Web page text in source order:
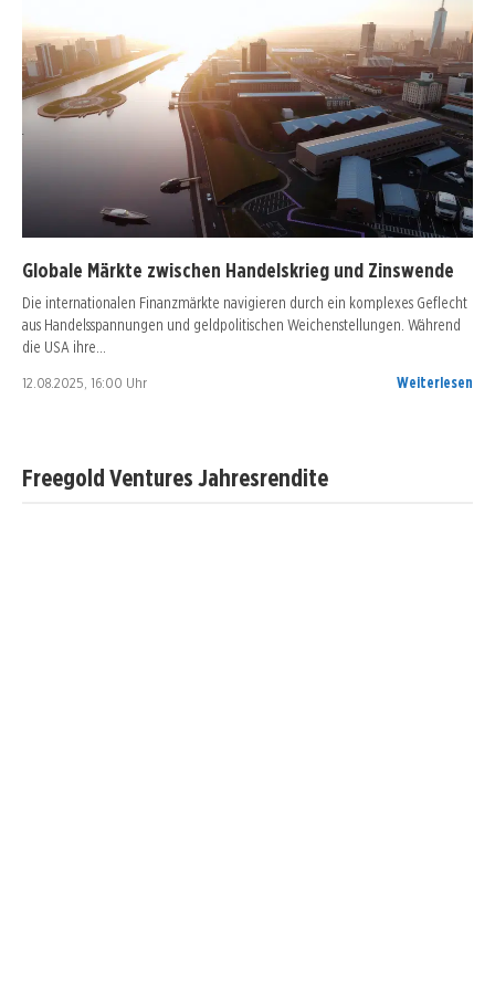
Globale Märkte zwischen Handelskrieg und Zinswende
Die internationalen Finanzmärkte navigieren durch ein komplexes Geflecht
aus Handelsspannungen und geldpolitischen Weichenstellungen. Während
die USA ihre…
12.08.2025, 16:00 Uhr Weiterlesen
Freegold Ventures Jahresrendite